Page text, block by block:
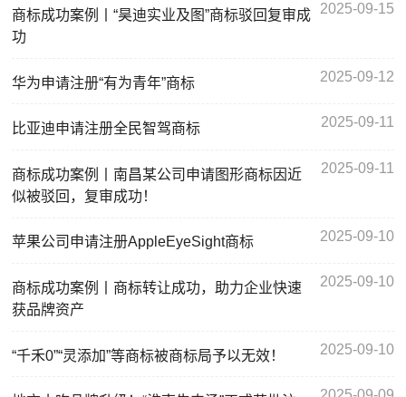
商标成功案例丨“昊迪实业及图”商标驳回复审成
功
2025-09-15
华为申请注册“有为青年”商标 2025-09-12
比亚迪申请注册全民智驾商标 2025-09-11
商标成功案例丨南昌某公司申请图形商标因近
似被驳回，复审成功！
2025-09-11
苹果公司申请注册AppleEyeSight商标 2025-09-10
商标成功案例丨商标转让成功，助力企业快速
获品牌资产
2025-09-10
“千禾0”“灵添加”等商标被商标局予以无效！ 2025-09-10